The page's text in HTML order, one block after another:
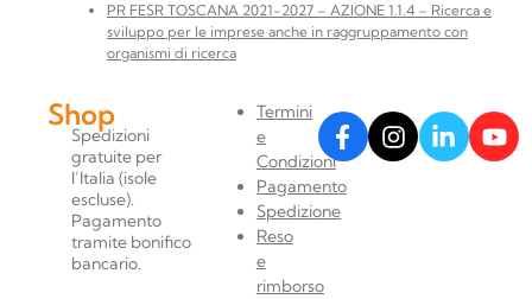
PR FESR TOSCANA 2021-2027 – AZIONE 1.1.4 – Ricerca e
sviluppo per le imprese anche in raggruppamento con
organismi di ricerca
Shop
Spedizioni
gratuite per
l’Italia (isole
escluse).
Pagamento
tramite bonifico
bancario.
Termini
e
Condizioni
Pagamento
Spedizione
Reso
e
rimborso